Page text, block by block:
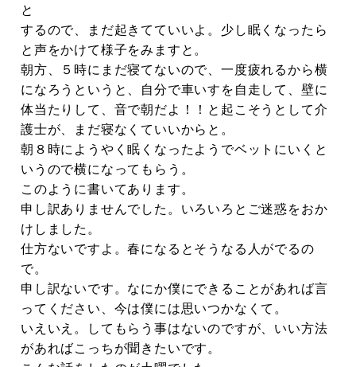
と
するので、まだ起きてていいよ。少し眠くなったら
と声をかけて様子をみますと。
朝方、５時にまだ寝てないので、一度疲れるから横
になろうというと、自分で車いすを自走して、壁に
体当たりして、音で朝だよ！！と起こそうとして介
護士が、まだ寝なくていいからと。
朝８時にようやく眠くなったようでベットにいくと
いうので横になってもらう。
このように書いてあります。
申し訳ありませんでした。いろいろとご迷惑をおか
けしました。
仕方ないですよ。春になるとそうなる人がでるの
で。
申し訳ないです。なにか僕にできることがあれば言
ってください、今は僕には思いつかなくて。
いえいえ。してもらう事はないのですが、いい方法
があればこっちが聞きたいです。